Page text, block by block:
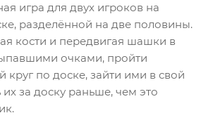
игра для двух игроков на
разделённой на две половины.
кости и передвигая шашки в
очками, пройти
по доске, зайти ими в свой
за доску раньше, чем это